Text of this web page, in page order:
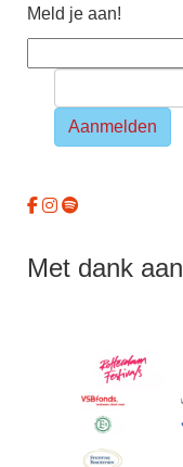
Meld je aan!
Aanmelden
Met dank aan